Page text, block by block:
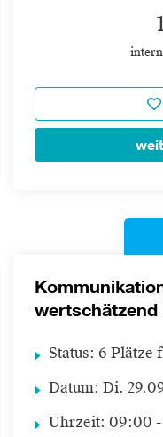
Status: 6 Plätze
Datum: Di.
Uhrzeit: 09:00 -